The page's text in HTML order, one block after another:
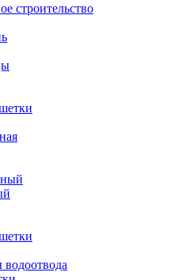
строительство